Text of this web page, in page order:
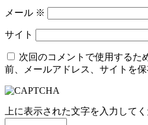
メール ※
サイト
次回のコメントで使用するた
前、メールアドレス、サイトを保
上に表示された文字を入力してく